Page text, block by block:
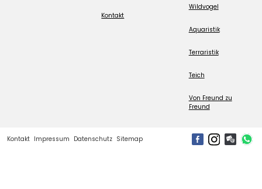
Kontakt
Wildvogel
Aquaristik
Terraristik
Teich
Von Freund zu
Freund
Kontakt Impressum Datenschutz Sitemap